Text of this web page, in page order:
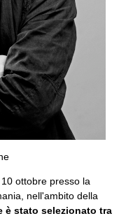
ottobre presso la
nell'ambito della
è stato selezionato tra